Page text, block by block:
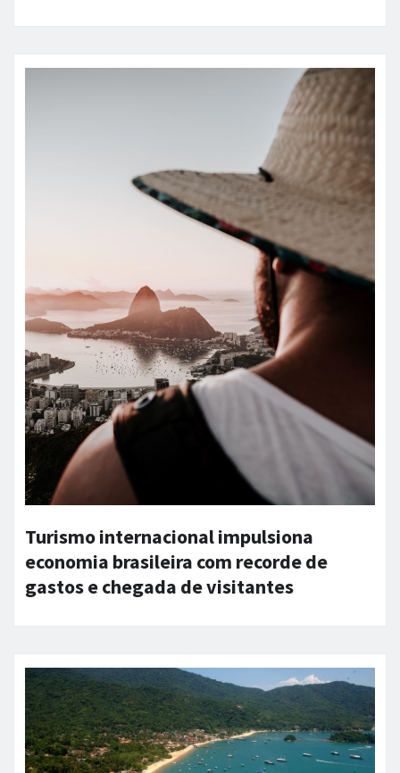
Turismo internacional impulsiona
economia brasileira com recorde de
gastos e chegada de visitantes